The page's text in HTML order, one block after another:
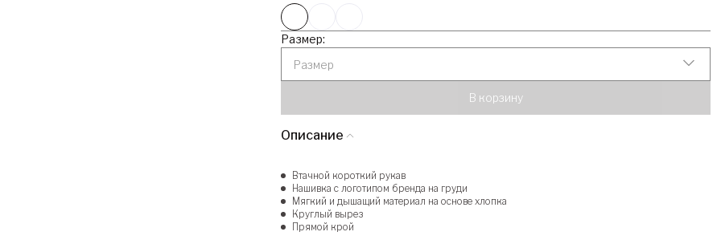
Размер:
Размер
В корзину
Описание
Втачной короткий рукав
Нашивка с логотипом бренда на груди
Мягкий и дышащий материал на основе хлопка
Круглый вырез
Прямой крой